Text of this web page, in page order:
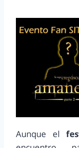
Aunque el